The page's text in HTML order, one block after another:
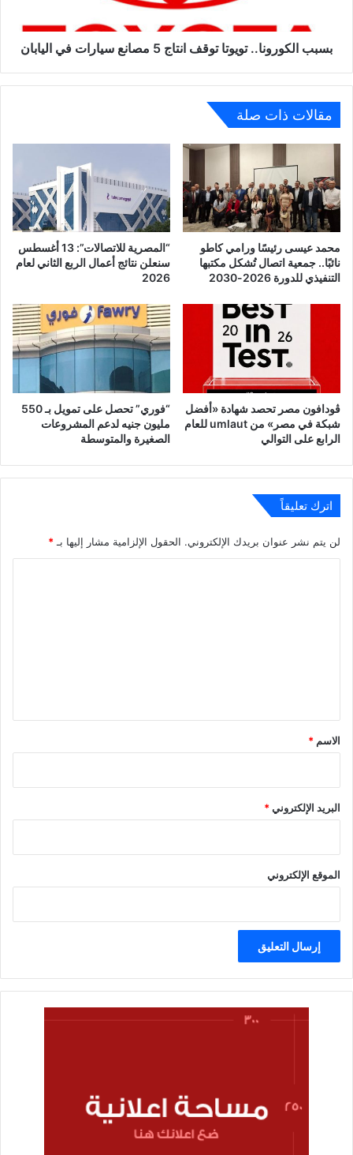
اليابان
بسبب الكورونا.. تويوتا توقف انتاج 5 مصانع سيارات في اليابان
مقالات ذات صلة
محمد عيسى رئيسًا ورامي كاطو
نائبًا.. جمعية اتصال تُشكل مكتبها
التنفيذي للدورة 2026-2030
“المصرية للاتصالات”: 13 أغسطس
سنعلن نتائج أعمال الربع الثاني لعام
2026
ڤودافون مصر تحصد شهادة «أفضل
شبكة في مصر» من umlaut للعام
الرابع على التوالي
“فوري” تحصل على تمويل بـ 550
مليون جنيه لدعم المشروعات
الصغيرة والمتوسطة
اترك تعليقاً
لن يتم نشر عنوان بريدك الإلكتروني. الحقول الإلزامية مشار إليها بـ*
*
الاسم *
البريد الإلكتروني*
الموقع الإلكتروني